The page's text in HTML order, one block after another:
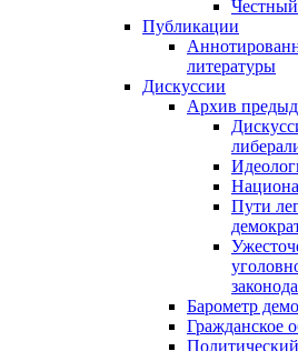
Публикации
литературы
Дискуссии
Архив
Пути
Барометр
Гражданское